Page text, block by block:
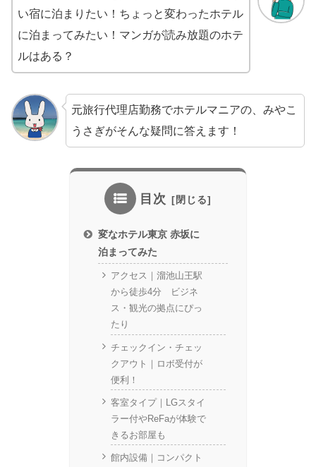
い宿に泊まりたい！ちょっと変わったホテル
に泊まってみたい！マンガが読み放題のホテ
ルはある？
元旅行代理店勤務でホテルマニアの、みやこ
うさぎがそんな疑問に答えます！
目次
変なホテル東京 赤坂に
泊まってみた
アクセス｜溜池山王駅
から徒歩4分 ビジネ
ス・観光の拠点にぴっ
たり
チェックイン・チェッ
クアウト｜ロボ受付が
便利！
客室タイプ｜LGスタイ
ラー付やReFaが体験で
きるお部屋も
館内設備｜コンパクト